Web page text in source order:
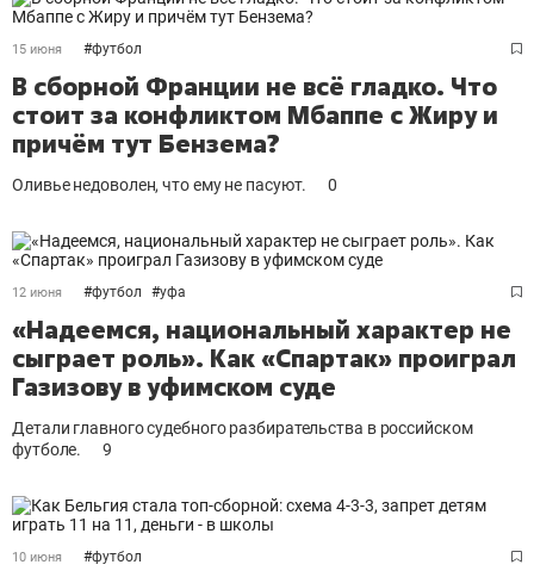
15 июня #футбол
В сборной Франции не всё гладко. Что
стоит за конфликтом Мбаппе с Жиру и
причём тут Бензема?
Оливье недоволен, что ему не пасуют. 0
12 июня #футбол #уфа
«Надеемся, национальный характер не
сыграет роль». Как «Спартак» проиграл
Газизову в уфимском суде
Детали главного судебного разбирательства в российском
футболе.
9
10 июня #футбол